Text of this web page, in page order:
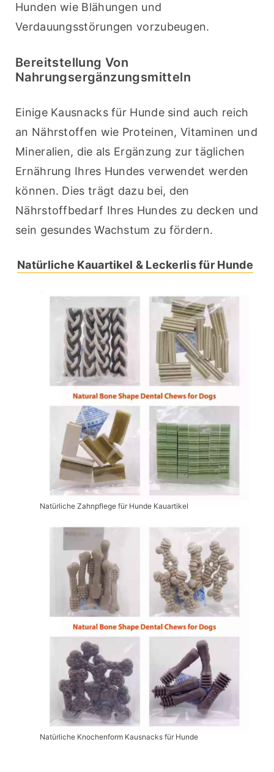
Hunden wie Blähungen und
Verdauungsstörungen vorzubeugen.
Bereitstellung Von
Nahrungsergänzungsmitteln
Einige Kausnacks für Hunde sind auch reich
an Nährstoffen wie Proteinen, Vitaminen und
Mineralien, die als Ergänzung zur täglichen
Ernährung Ihres Hundes verwendet werden
können. Dies trägt dazu bei, den
Nährstoffbedarf Ihres Hundes zu decken und
sein gesundes Wachstum zu fördern.
Natürliche Kauartikel & Leckerlis für Hunde
Natürliche Zahnpflege für Hunde Kauartikel
Natürliche Knochenform Kausnacks für Hunde